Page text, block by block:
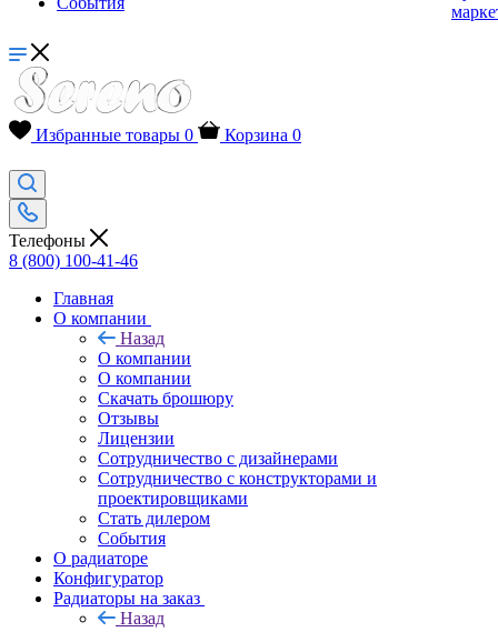
Избранные товары 0 Корзина 0
Телефоны
8 (800) 100-41-46
Главная
О компании
Назад
О компании
О компании
Скачать брошюру
Отзывы
Лицензии
Сотрудничество с дизайнерами
Сотрудничество с конструкторами и
проектировщиками
Стать дилером
События
О радиаторе
Конфигуратор
Радиаторы на заказ
Назад